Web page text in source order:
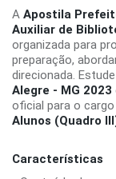
A Apostila
Auxiliar de
organizada para
preparação,
direcionada.
Alegre - MG 2023
oficial para o cargo
Alunos (Quadro
Características